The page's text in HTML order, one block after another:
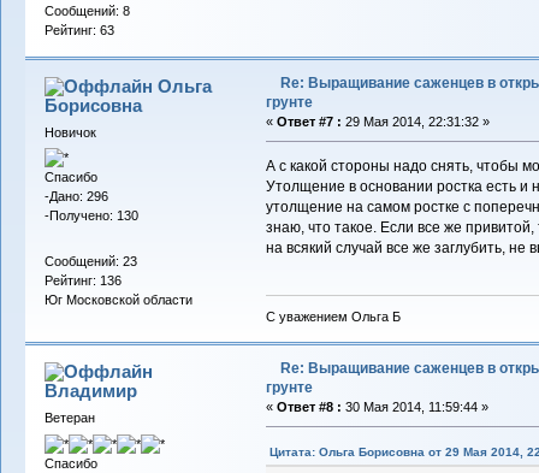
Сообщений: 8
Рейтинг: 63
Ольга
Борисовна
Новичок
Спасибо
-Дано: 296
-Получено: 130
Сообщений: 23
Рейтинг: 136
Юг Московской области
Re: Выращивание саженцев в
грунте
« Ответ #7 : 29 Мая 2014, 22:31:32 »
А с какой стороны надо снять, чтобы
Утолщение в основании ростка есть и
утолщение на самом ростке с
знаю, что такое. Если все же
на всякий случай все же заглубить,
С уважением Ольга Б
Владимиp
Ветеран
Спасибо
Re: Выращивание саженцев в
грунте
« Ответ #8 : 30 Мая 2014, 11:59:44 »
Цитата: Ольга Борисовна от 29 Мая 2014,